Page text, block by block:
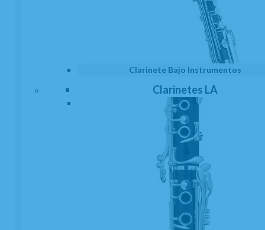
Clarinete Bajo Instrumentos
Clarinetes LA
Argollas
Barriletes